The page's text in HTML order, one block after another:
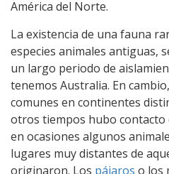
América del Norte.
La existencia de una fauna
especies animales antiguas,
un largo periodo de
tenemos Australia. En
comunes en continentes
otros tiempos hubo contacto
en ocasiones algunos
lugares muy distantes de
originaron. Los pájaros o los